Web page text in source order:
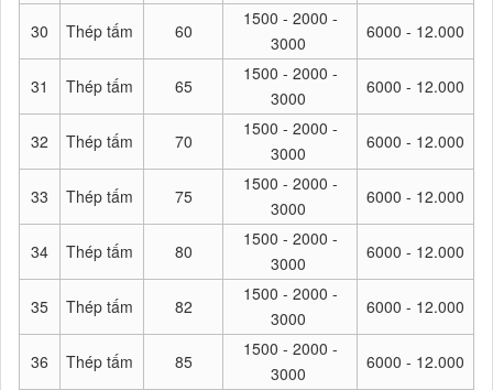
30 Thép tấm 60
1500 - 2000 -
3000
6000 - 12.000
31 Thép tấm 65
1500 - 2000 -
3000
6000 - 12.000
32 Thép tấm 70
1500 - 2000 -
3000
6000 - 12.000
33 Thép tấm 75
1500 - 2000 -
3000
6000 - 12.000
34 Thép tấm 80
1500 - 2000 -
3000
6000 - 12.000
35 Thép tấm 82
1500 - 2000 -
3000
6000 - 12.000
36 Thép tấm 85
1500 - 2000 -
3000
6000 - 12.000